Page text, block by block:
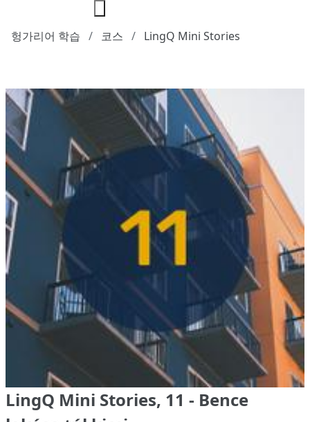
헝가리어 학습 코스 LingQ Mini Stories
LingQ Mini Stories, 11 - Bence